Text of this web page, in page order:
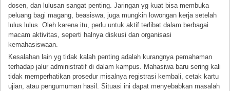
dosen, dan lulusan sangat penting. Jaringan yg kuat bisa membuka
peluang bagi magang, beasiswa, juga mungkin lowongan kerja setelah
lulus lulus. Oleh karena itu, perlu untuk aktif terlibat dalam berbagai
macam aktivitas, seperti halnya diskusi dan organisasi
kemahasiswaan.
Kesalahan lain yg tidak kalah penting adalah kurangnya pemahaman
terhadap jalur administratif di dalam kampus. Mahasiwa baru sering kali
tidak memperhatikan prosedur misalnya registrasi kembali, cetak kartu
ujian, atau pengumuman hasil. Situasi ini dapat menyebabkan masalah